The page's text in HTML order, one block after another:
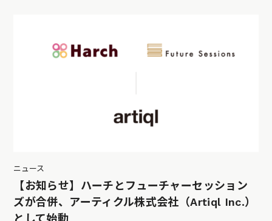
ニュース
【お知らせ】ハーチとフューチャーセッション
ズが合併、アーティクル株式会社（Artiql Inc.）
として始動